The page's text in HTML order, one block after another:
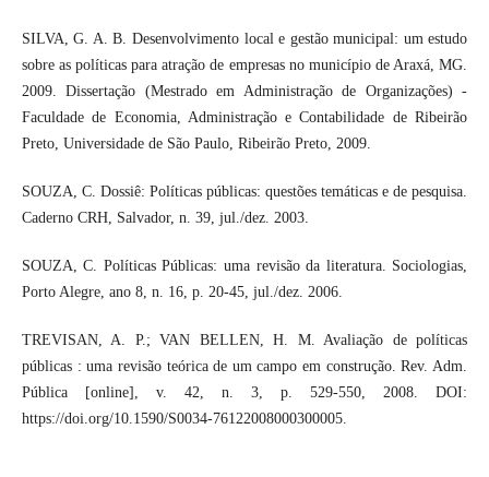
SILVA, G. A. B. Desenvolvimento local e gestão municipal: um estudo
sobre as políticas para atração de empresas no município de Araxá, MG.
2009. Dissertação (Mestrado em Administração de Organizações) -
Faculdade de Economia, Administração e Contabilidade de Ribeirão
Preto, Universidade de São Paulo, Ribeirão Preto, 2009.
SOUZA, C. Dossiê: Políticas públicas: questões temáticas e de pesquisa.
Caderno CRH, Salvador, n. 39, jul./dez. 2003.
SOUZA, C. Políticas Públicas: uma revisão da literatura. Sociologias,
Porto Alegre, ano 8, n. 16, p. 20-45, jul./dez. 2006.
TREVISAN, A. P.; VAN BELLEN, H. M. Avaliação de políticas
públicas : uma revisão teórica de um campo em construção. Rev. Adm.
Pública [online], v. 42, n. 3, p. 529-550, 2008. DOI:
https://doi.org/10.1590/S0034-76122008000300005.